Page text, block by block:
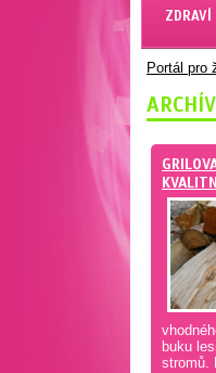
ZDRAVÍ
Portál pro
buku
stromů.